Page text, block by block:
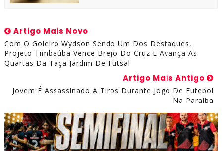
Artigo Mais Novo
Com O Goleiro Wydson Sendo Um Dos Destaques,
Projeto Timbaúba Vence Brejo Do Cruz E Avança As
Quartas Da Taça Jardim De Futsal
Artigo Mais Antigo
Jovem É Assassinado A Tiros Durante Jogo De Futebol
Na Paraíba